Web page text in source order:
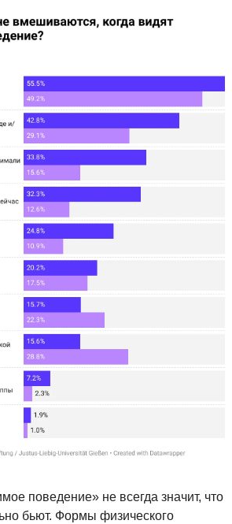
поведение» не всегда значит, что
бьют. Формы физического